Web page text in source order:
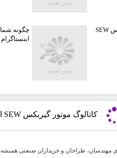
کاتالوگ موتور گیربکس SEW
چگونه
کاتالوگ موتور گیربکس SEW از کجا تهیه کنیم؟
مهندسان، طراحان و خریداران صنعتی